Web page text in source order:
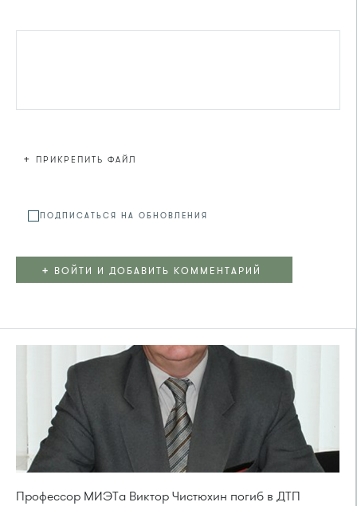
+ ПРИКРЕПИТЬ ФАЙЛ
ПОДПИСАТЬСЯ НА ОБНОВЛЕНИЯ
+ ВОЙТИ И ДОБАВИТЬ КОММЕНТАРИЙ
Профессор МИЭТа Виктор Чистюхин погиб в ДТП